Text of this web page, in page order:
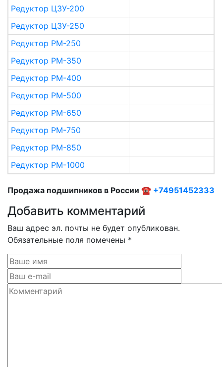
Редуктор ЦЗУ-200
Редуктор ЦЗУ-250
Редуктор РМ-250
Редуктор РМ-350
Редуктор РМ-400
Редуктор РМ-500
Редуктор РМ-650
Редуктор РМ-750
Редуктор РМ-850
Редуктор РМ-1000
Продажа подшипников в России ☎ +74951452333
Добавить комментарий
Ваш адрес эл. почты не будет опубликован.
Обязательные поля помечены *